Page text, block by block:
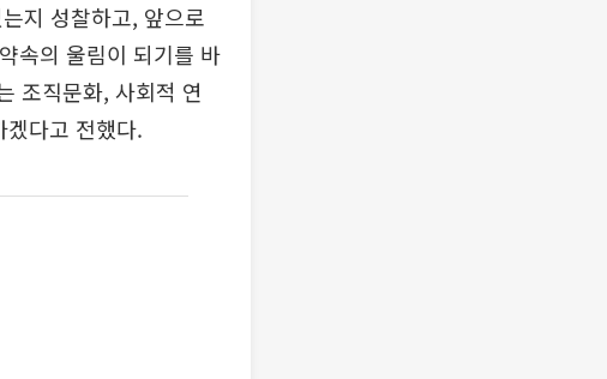
지 성찰하고, 앞으로
속의 울림이 되기를 바
조직문화, 사회적 연
겠다고 전했다.